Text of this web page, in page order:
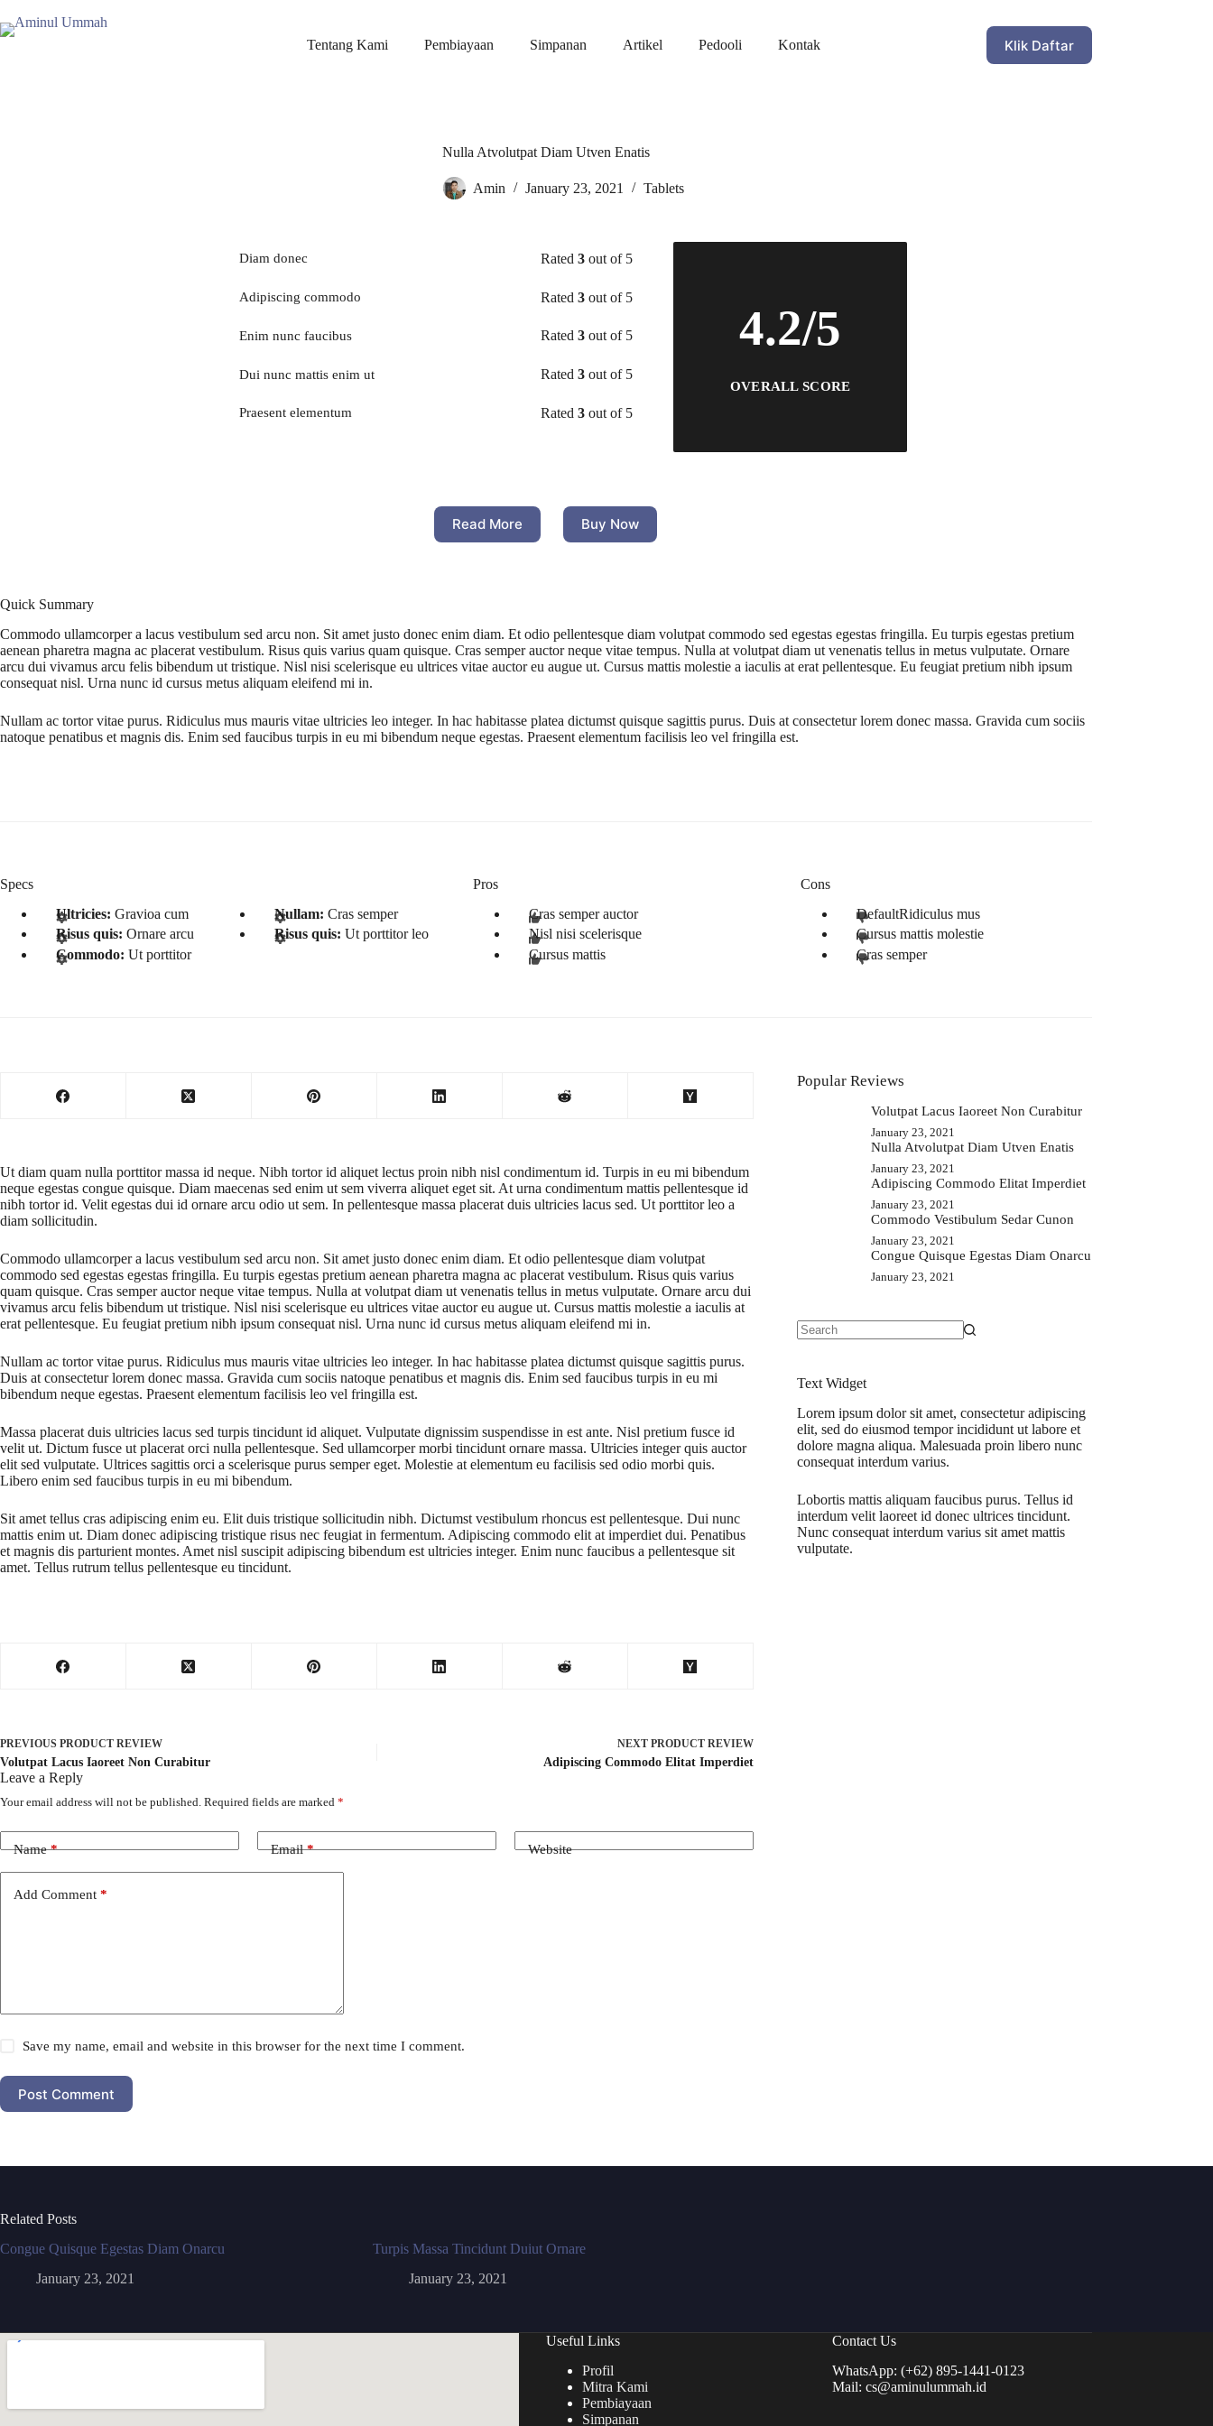
to
content
Tentang Kami Pembiayaan Simpanan Artikel Pedooli Kontak Klik Daftar
Nulla Atvolutpat Diam Utven Enatis
Amin January 23, 2021 Tablets
Diam donec Rated3 out of 5
Adipiscing commodo Rated3 out of 5
Enim nunc faucibus Rated3 out of 5
Dui nunc mattis enim ut Rated3 out of 5
Praesent elementum Rated3 out of 5
4.2/5
OVERALL SCORE
Read More Buy Now
Quick Summary
Commodo ullamcorper a lacus vestibulum sed arcu non. Sit amet justo donec enim diam. Et odio pellentesque diam volutpat commodo sed egestas egestas fringilla. Eu turpis egestas pretium
aenean pharetra magna ac placerat vestibulum. Risus quis varius quam quisque. Cras semper auctor neque vitae tempus. Nulla at volutpat diam ut venenatis tellus in metus vulputate. Ornare
arcu dui vivamus arcu felis bibendum ut tristique. Nisl nisi scelerisque eu ultrices vitae auctor eu augue ut. Cursus mattis molestie a iaculis at erat pellentesque. Eu feugiat pretium nibh ipsum
consequat nisl. Urna nunc id cursus metus aliquam eleifend mi in.
Nullam ac tortor vitae purus. Ridiculus mus mauris vitae ultricies leo integer. In hac habitasse platea dictumst quisque sagittis purus. Duis at consectetur lorem donec massa. Gravida cum sociis
natoque penatibus et magnis dis. Enim sed faucibus turpis in eu mi bibendum neque egestas. Praesent elementum facilisis leo vel fringilla est.
Specs
Ultricies: Gravioa cum Nullam:Cras semper
Risus quis: Ornare arcu Risus quis:Ut porttitor leo
Commodo: Ut porttitor
Pros
Cras semper auctor
Nisl nisi scelerisque
Cursus mattis
Cons
DefaultRidiculus mus
Cursus mattis molestie
Cras semper
Ut diam quam nulla porttitor massa id neque. Nibh tortor id aliquet lectus proin nibh nisl condimentum id. Turpis in eu mi bibendum
neque egestas congue quisque. Diam maecenas sed enim ut sem viverra aliquet eget sit. At urna condimentum mattis pellentesque id
nibh tortor id. Velit egestas dui id ornare arcu odio ut sem. In pellentesque massa placerat duis ultricies lacus sed. Ut porttitor leo a
diam sollicitudin.
Commodo ullamcorper a lacus vestibulum sed arcu non. Sit amet justo donec enim diam. Et odio pellentesque diam volutpat
commodo sed egestas egestas fringilla. Eu turpis egestas pretium aenean pharetra magna ac placerat vestibulum. Risus quis varius
quam quisque. Cras semper auctor neque vitae tempus. Nulla at volutpat diam ut venenatis tellus in metus vulputate. Ornare arcu dui
vivamus arcu felis bibendum ut tristique. Nisl nisi scelerisque eu ultrices vitae auctor eu augue ut. Cursus mattis molestie a iaculis at
erat pellentesque. Eu feugiat pretium nibh ipsum consequat nisl. Urna nunc id cursus metus aliquam eleifend mi in.
Nullam ac tortor vitae purus. Ridiculus mus mauris vitae ultricies leo integer. In hac habitasse platea dictumst quisque sagittis purus.
Duis at consectetur lorem donec massa. Gravida cum sociis natoque penatibus et magnis dis. Enim sed faucibus turpis in eu mi
bibendum neque egestas. Praesent elementum facilisis leo vel fringilla est.
Massa placerat duis ultricies lacus sed turpis tincidunt id aliquet. Vulputate dignissim suspendisse in est ante. Nisl pretium fusce id
velit ut. Dictum fusce ut placerat orci nulla pellentesque. Sed ullamcorper morbi tincidunt ornare massa. Ultricies integer quis auctor
elit sed vulputate. Ultrices sagittis orci a scelerisque purus semper eget. Molestie at elementum eu facilisis sed odio morbi quis.
Libero enim sed faucibus turpis in eu mi bibendum.
Sit amet tellus cras adipiscing enim eu. Elit duis tristique sollicitudin nibh. Dictumst vestibulum rhoncus est pellentesque. Dui nunc
mattis enim ut. Diam donec adipiscing tristique risus nec feugiat in fermentum. Adipiscing commodo elit at imperdiet dui. Penatibus
et magnis dis parturient montes. Amet nisl suscipit adipiscing bibendum est ultricies integer. Enim nunc faucibus a pellentesque sit
amet. Tellus rutrum tellus pellentesque eu tincidunt.
PREVIOUS PRODUCT REVIEW
Volutpat Lacus Iaoreet Non Curabitur
NEXT PRODUCT REVIEW
Adipiscing Commodo Elitat Imperdiet
Leave a Reply
Your email address will not be published. Required fields are marked *
Name* Email* Website
Add Comment *
Save my name, email and website in this browser for the next time I comment.
Post Comment
Popular Reviews
Volutpat Lacus Iaoreet Non Curabitur
January 23, 2021
Nulla Atvolutpat Diam Utven Enatis
January 23, 2021
Adipiscing Commodo Elitat Imperdiet
January 23, 2021
Commodo Vestibulum Sedar Cunon
January 23, 2021
Congue Quisque Egestas Diam Onarcu
January 23, 2021
Text Widget
Lorem ipsum dolor sit amet, consectetur adipiscing
elit, sed do eiusmod tempor incididunt ut labore et
dolore magna aliqua. Malesuada proin libero nunc
consequat interdum varius.
Lobortis mattis aliquam faucibus purus. Tellus id
interdum velit laoreet id donec ultrices tincidunt.
Nunc consequat interdum varius sit amet mattis
vulputate.
Related Posts
Congue Quisque Egestas Diam Onarcu
January 23, 2021
Turpis Massa Tincidunt Duiut Ornare
January 23, 2021
Useful Links
Profil
Mitra Kami
Pembiayaan
Simpanan
Contact Us
WhatsApp: (+62) 895-1441-0123
Mail: cs@aminulummah.id